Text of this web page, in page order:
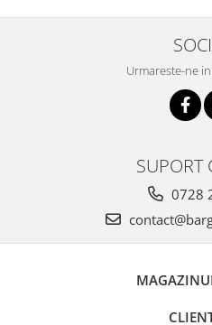
Urmareste-ne
SUPORT
0728